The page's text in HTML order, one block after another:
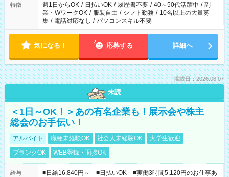
特徴 週1日からOK / 日払いOK / 履歴書不要 / 40～50代活躍中 / 副
業・WワークOK / 服装自由 / シフト勤務 / 10名以上の大量募
集 / 電話対応なし / パソコンスキル不要
気になる！ 応募する 詳細へ
掲載日：2026.08.07
未読
＜1日～OK！＞あの有名企業も！展示会や株主
総会のお手伝い！
アルバイト 職種未経験OK 社会人未経験OK
大学生歓迎
ブランクOK
WEB登録・面接OK
給与
■日給16,840円～ ■日払いOK ■実働3時間5,120円のお仕事あ